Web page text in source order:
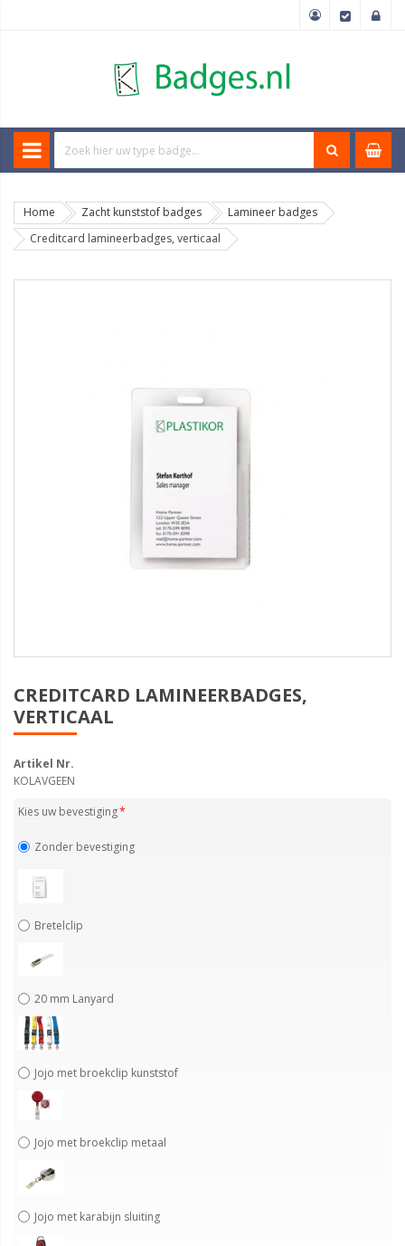
Home Zacht kunststof badges
Lamineer badges
Creditcard lamineerbadges, verticaal
CREDITCARD LAMINEERBADGES,
VERTICAAL
Artikel Nr.
KOLAVGEEN
Kies uw bevestiging
Zonder bevestiging
Bretelclip
20 mm Lanyard
Jojo met broekclip kunststof
Jojo met broekclip metaal
Jojo met karabijn sluiting